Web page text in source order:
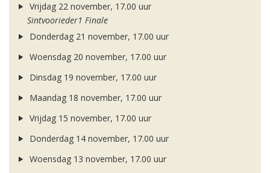
Vrijdag 22 november, 17.00 uur
Sintvoorieder1 Finale
Donderdag 21 november, 17.00 uur
Woensdag 20 november, 17.00 uur
Dinsdag 19 november, 17.00 uur
Maandag 18 november, 17.00 uur
Vrijdag 15 november, 17.00 uur
Donderdag 14 november, 17.00 uur
Woensdag 13 november, 17.00 uur